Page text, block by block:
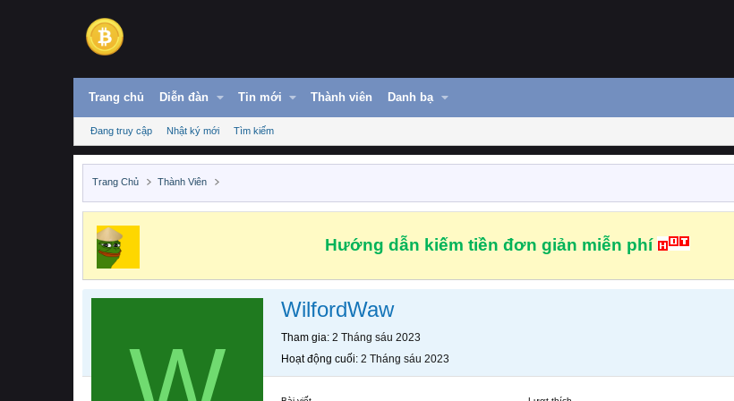
Trang chủ Diễn đàn Tin mới Thành viên Danh bạ
Đang truy cập Nhật ký mới Tìm kiếm
Trang Chủ Thành Viên
Hướng dẫn kiếm tiền đơn giản miễn phí
WilfordWaw
Tham gia 2 Tháng sáu 2023
Hoạt động cuối 2 Tháng sáu 2023